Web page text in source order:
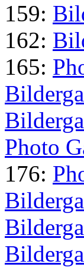
159:
162:
165:
Photo
176: